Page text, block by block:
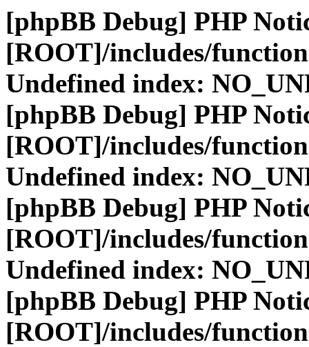
[phpBB Debug] PHP
[ROOT]/includes/
Undefined index:
[phpBB Debug] PHP
[ROOT]/includes/
Undefined index:
[phpBB Debug] PHP
[ROOT]/includes/
Undefined index:
[phpBB Debug] PHP
[ROOT]/includes/